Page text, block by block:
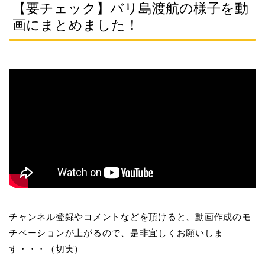
【要チェック】バリ島渡航の様子を動
画にまとめました！
チャンネル登録やコメントなどを頂けると、動画作成のモ
チベーションが上がるので、是非宜しくお願いしま
す・・・（切実）